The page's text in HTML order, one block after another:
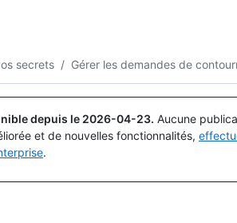
secrets / Gérer les demandes de
depuis le 2026-04-23. Aucune
et de nouvelles fonctionnalités,
.